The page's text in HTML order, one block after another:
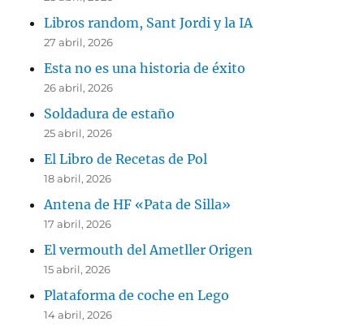
Libros random, Sant Jordi y la IA
27 abril, 2026
Esta no es una historia de éxito
26 abril, 2026
Soldadura de estaño
25 abril, 2026
El Libro de Recetas de Pol
18 abril, 2026
Antena de HF «Pata de Silla»
17 abril, 2026
El vermouth del Ametller Origen
15 abril, 2026
Plataforma de coche en Lego
14 abril, 2026